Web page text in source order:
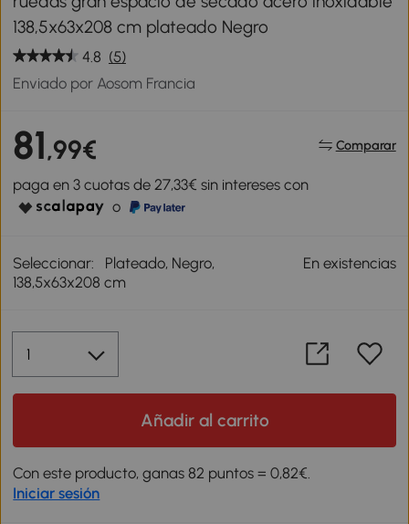
138,5x63x208 cm plateado Negro
4.8 (5)
Enviado por Aosom Francia
81,99€ Comparar
paga en 3 cuotas de 27,33€ sin intereses con
o
Seleccionar:
Plateado, Negro,
138,5x63x208 cm
En existencias
Añadir al carrito
Con este producto, ganas 82 puntos = 0,82€.
Iniciar sesión